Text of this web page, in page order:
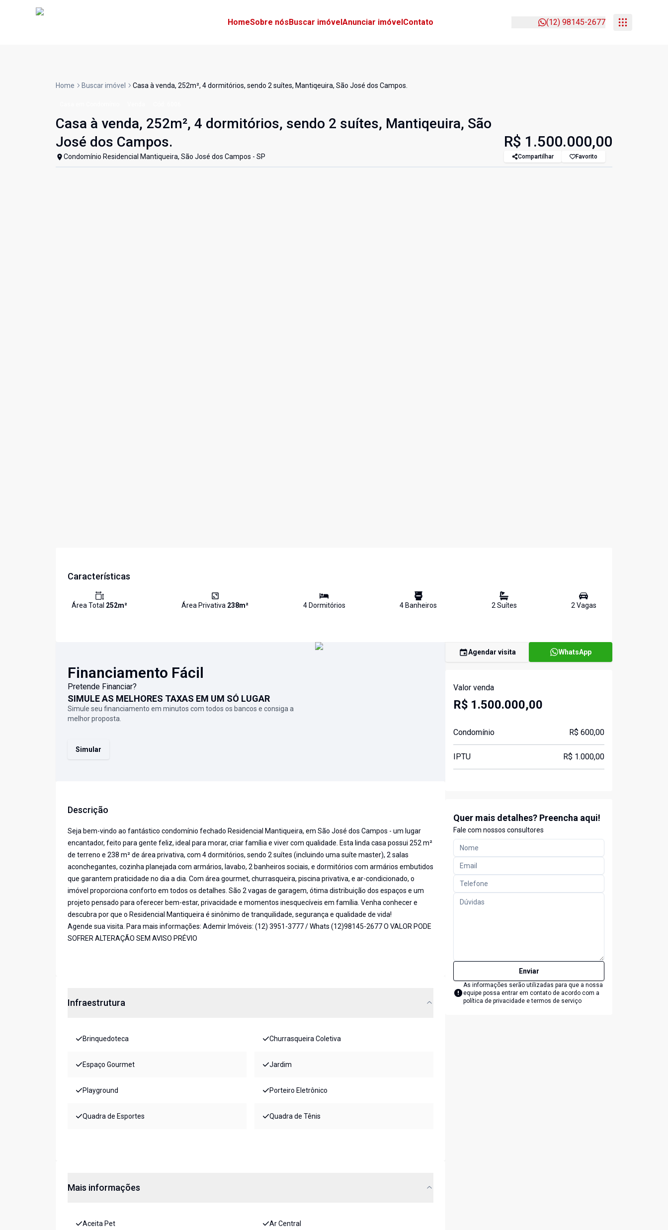
HomeSobre nósBuscar imóvelAnunciar imóvelContato (12) 98145-2677
Home Buscar imóvel Casa à venda, 252m², 4 dormitórios, sendo 2 suítes, Mantiqeuira, São José dos Campos.
Casa à venda, 252m², 4 dormitórios, sendo 2 suítes, Mantiqeuira, São
José dos Campos.
Condomínio Residencial Mantiqueira, São José dos Campos - SP
R$ 1.500.000,00
Compartilhar Favorito
Características
Área Total 252m² Área Privativa 238m² 4Dormitórios 4 Banheiros 2Suítes 2Vagas
Financiamento Fácil
Pretende Financiar?
SIMULE AS MELHORES TAXAS EM UM SÓ LUGAR
Simule seu financiamento em minutos com todos os bancos e consiga a
melhor proposta.
Simular
Descrição
Seja bem-vindo ao fantástico condomínio fechado Residencial Mantiqueira, em São José dos Campos - um lugar
encantador, feito para gente feliz, ideal para morar, criar família e viver com qualidade. Esta linda casa possui 252 m²
de terreno e 238 m² de área privativa, com 4 dormitórios, sendo 2 suítes (incluindo uma suíte master), 2 salas
aconchegantes, cozinha planejada com armários, lavabo, 2 banheiros sociais, e dormitórios com armários embutidos
que garantem praticidade no dia a dia. Com área gourmet, churrasqueira, piscina privativa, e ar-condicionado, o
imóvel proporciona conforto em todos os detalhes. São 2 vagas de garagem, ótima distribuição dos espaços e um
projeto pensado para oferecer bem-estar, privacidade e momentos inesquecíveis em família. Venha conhecer e
descubra por que o Residencial Mantiqueira é sinônimo de tranquilidade, segurança e qualidade de vida!
Agende sua visita. Para mais informações: Ademir Imóveis: (12) 3951-3777 / Whats (12)98145-2677 O VALOR PODE
SOFRER ALTERAÇÃO SEM AVISO PRÉVIO
Infraestrutura
Brinquedoteca Churrasqueira Coletiva
Espaço Gourmet Jardim
Playground Porteiro Eletrônico
Quadra de Esportes Quadra de Tênis
Mais informações
Aceita Pet Ar Central
Agendar visita WhatsApp
Valor venda
R$ 1.500.000,00
Condomínio R$ 600,00
IPTU R$ 1.000,00
Quer mais detalhes? Preencha aqui!
Fale com nossos consultores
Enviar
As informações serão utilizadas para que a nossa
equipe possa entrar em contato de acordo com a
política de privacidade e termos de serviço